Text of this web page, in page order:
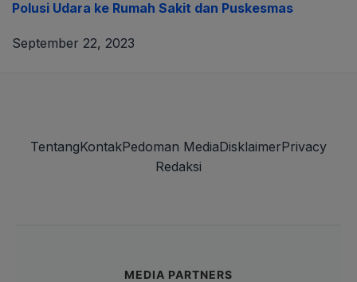
Polusi Udara ke Rumah Sakit dan Puskesmas
September 22, 2023
TentangKontakPedoman MediaDisklaimerPrivacy
Redaksi
MEDIA PARTNERS